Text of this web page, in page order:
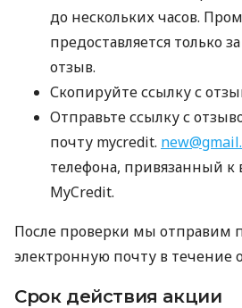
до нескольких часов.
предоставляется только
отзыв.
Скопируйте ссылку с
Отправьте ссылку с
почту mycredit.
телефона, привязанный к
MyCredit.
После проверки мы отправим
электронную почту в течение
Срок действия акции